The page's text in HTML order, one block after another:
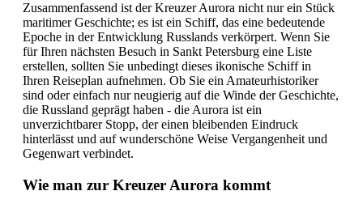
Zusammenfassend ist der Kreuzer Aurora nicht nur ein Stück
maritimer Geschichte; es ist ein Schiff, das eine bedeutende
Epoche in der Entwicklung Russlands verkörpert. Wenn Sie
für Ihren nächsten Besuch in Sankt Petersburg eine Liste
erstellen, sollten Sie unbedingt dieses ikonische Schiff in
Ihren Reiseplan aufnehmen. Ob Sie ein Amateurhistoriker
sind oder einfach nur neugierig auf die Winde der Geschichte,
die Russland geprägt haben - die Aurora ist ein
unverzichtbarer Stopp, der einen bleibenden Eindruck
hinterlässt und auf wunderschöne Weise Vergangenheit und
Gegenwart verbindet.
Wie man zur Kreuzer Aurora kommt